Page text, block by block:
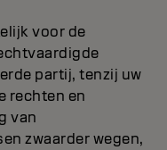
voor de
partij, tenzij uw
rechten en
van
zwaarder wegen,